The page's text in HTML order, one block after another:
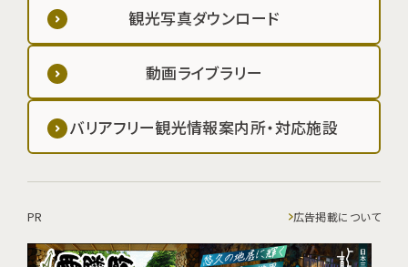
観光写真ダウンロード
動画ライブラリー
バリアフリー観光情報案内所・対応施設
PR 広告掲載について